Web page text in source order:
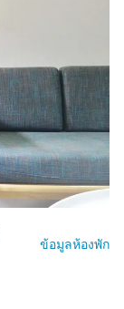
ข้อมูลห้องพัก